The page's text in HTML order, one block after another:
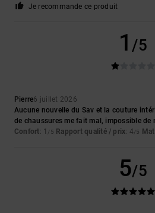
Je recommande ce produit
1 /5
Pierre6 juillet 2026
Aucune nouvelle du Sav et la couture
de chaussures me fait mal, impossible de
Confort: 1 /5 Rapport qualité / prix: 4/5
5/5